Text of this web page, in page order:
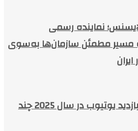
نماینده رسمی
مسیر مطمئن سازمان‌ها به‌سوی
درآمد هر 1000 بازدید یوتیوب در سال 2025 چند